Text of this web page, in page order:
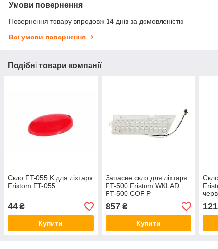
Умови повернення
Повернення товару впродовж 14 днів за домовленістю
Всі умови повернення
Подібні товари компанії
Скло FT-055 K для ліхтаря
Fristom FT-055
44 ₴
Купити
Запасне скло для ліхтаря
FT-500 Fristom WKLAD
FT-500 COF P
857₴
Купити
121